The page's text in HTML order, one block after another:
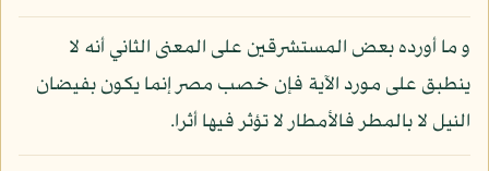
و ما أورده بعض المستشرقين على المعنى الثاني أنه لا
ينطبق على مورد الآية فإن خصب مصر إنما يكون بفيضان
النيل لا بالمطر فالأمطار لا تؤثر فيها أثرا.